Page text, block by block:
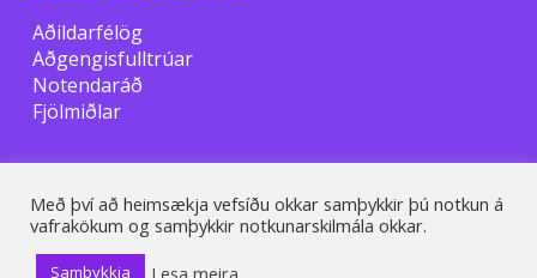
Aðildarfélög
Aðgengisfulltrúar
Notendaráð
Fjölmiðlar
© 2026 ÖBI.
Með því að heimsækja vefsíðu okkar samþykkir þú notkun á
vafrakökum og samþykkir notkunarskilmála okkar.
Samþykkja Lesa meira